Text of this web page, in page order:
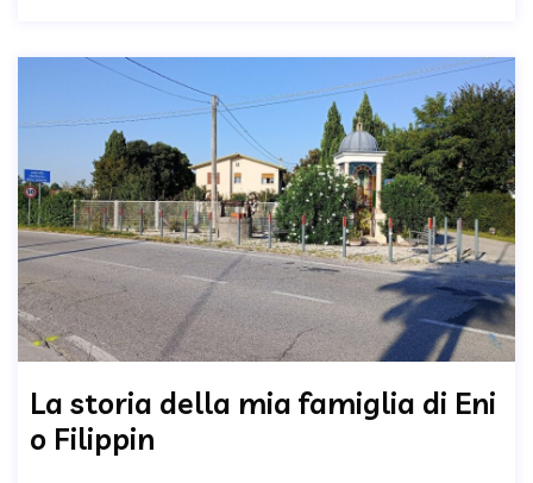
La storia della mia famiglia di Eni
o Filippin